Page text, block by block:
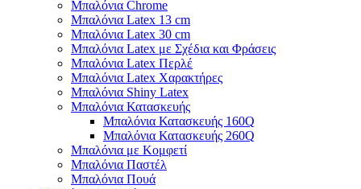
Μπαλόνια Chrome
Μπαλόνια Latex 13 cm
Μπαλόνια Latex 30 cm
Μπαλόνια Latex με Σχέδια και Φράσεις
Μπαλόνια Latex Περλέ
Μπαλόνια Latex Χαρακτήρες
Μπαλόνια Shiny Latex
Μπαλόνια Κατασκευής
Μπαλόνια Κατασκευής 160Q
Μπαλόνια Κατασκευής 260Q
Μπαλόνια με Κομφετί
Μπαλόνια Παστέλ
Μπαλόνια Πουά